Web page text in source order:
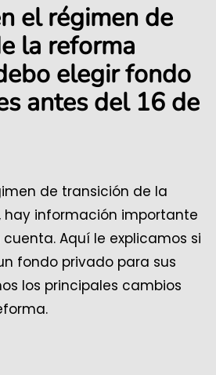
el régimen de
la reforma
elegir fondo
antes del 16 de
de transición de la
hay información importante
Aquí le explicamos si
fondo privado para sus
los principales cambios